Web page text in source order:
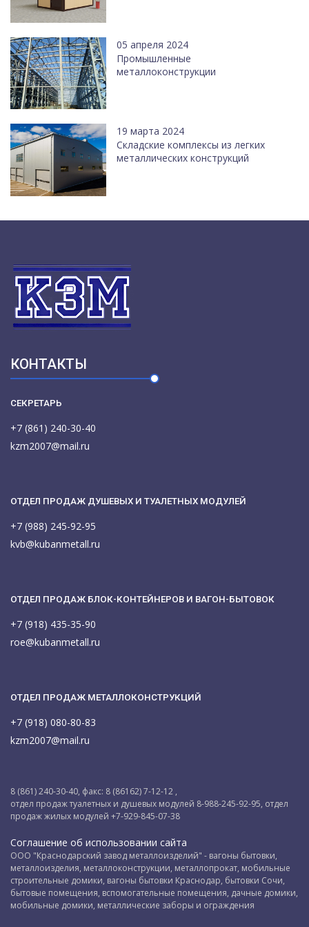
05 апреля 2024
Промышленные
металлоконструкции
19 марта 2024
Cкладские комплексы из легких
металлических конструкций
КОНТАКТЫ
СЕКРЕТАРЬ
+7 (861) 240-30-40
kzm2007@mail.ru
ОТДЕЛ ПРОДАЖ ДУШЕВЫХ И ТУАЛЕТНЫХ МОДУЛЕЙ
+7 (988) 245-92-95
kvb@kubanmetall.ru
ОТДЕЛ ПРОДАЖ БЛОК-КОНТЕЙНЕРОВ И ВАГОН-БЫТОВОК
+7 (918) 435-35-90
roe@kubanmetall.ru
ОТДЕЛ ПРОДАЖ МЕТАЛЛОКОНСТРУКЦИЙ
+7 (918) 080-80-83
kzm2007@mail.ru
8 (861) 240-30-40, факс: 8 (86162) 7-12-12 ,
отдел продаж туалетных и душевых модулей 8-988-245-92-95, отдел
продаж жилых модулей +7-929-845-07-38
Соглашение об использовании сайта
ООО "Краснодарский завод металлоизделий" - вагоны бытовки,
металлоизделия, металлоконструкции, металлопрокат, мобильные
строительные домики, вагоны бытовки Краснодар, бытовки Сочи,
бытовые помещения, вспомогательные помещения, дачные домики,
мобильные домики, металлические заборы и ограждения